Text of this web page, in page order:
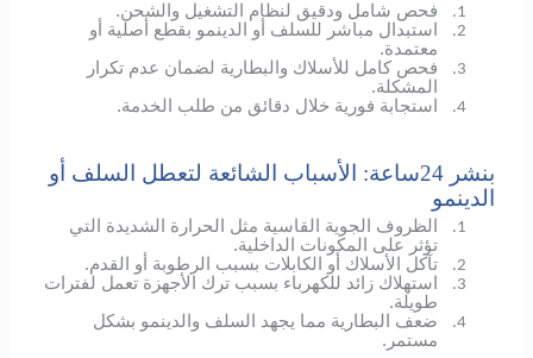
1. فحص شامل ودقيق لنظام التشغيل والشحن.
2.
استبدال مباشر للسلف أو الدينمو بقطع أصلية أو
معتمدة.
3.
فحص كامل للأسلاك والبطارية لضمان عدم تكرار
المشكلة.
4. استجابة فورية خلال دقائق من طلب الخدمة.
بنشر 24ساعة: الأسباب الشائعة لتعطل السلف أو
الدينمو
1.
الظروف الجوية القاسية مثل الحرارة الشديدة التي
تؤثر على المكونات الداخلية.
2. تآكل الأسلاك أو الكابلات بسبب الرطوبة أو القدم.
3.
استهلاك زائد للكهرباء بسبب ترك الأجهزة تعمل لفترات
طويلة.
4.
ضعف البطارية مما يجهد السلف والدينمو بشكل
مستمر.